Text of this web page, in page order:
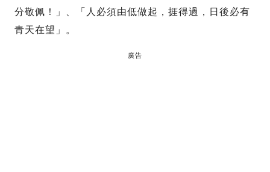
分敬佩！」、「人必須由低做起，捱得過，日後必有
青天在望」。
廣告